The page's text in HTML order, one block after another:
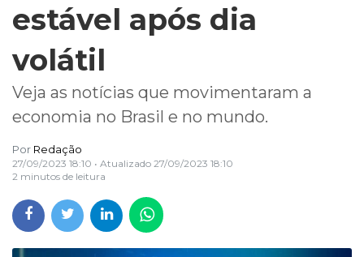
estável após dia
volátil
Veja as notícias que movimentaram a
economia no Brasil e no mundo.
Por Redação
27/09/2023 18:10 • Atualizado 27/09/2023 18:10
2 minutos de leitura